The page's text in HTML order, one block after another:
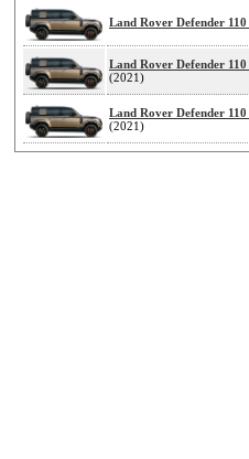
Land Rover Defender 110
Land Rover Defender
(2021)
Land Rover Defender
(2021)